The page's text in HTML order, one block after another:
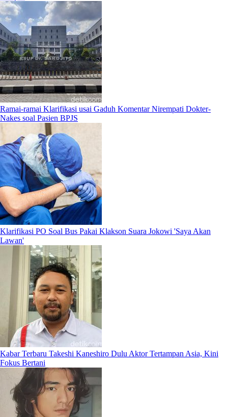
Ramai-ramai Klarifikasi usai Gaduh Komentar Nirempati Dokter-
Nakes soal Pasien BPJS
Klarifikasi PO Soal Bus Pakai Klakson Suara Jokowi 'Saya Akan
Lawan'
Kabar Terbaru Takeshi Kaneshiro Dulu Aktor Tertampan Asia, Kini
Fokus Bertani